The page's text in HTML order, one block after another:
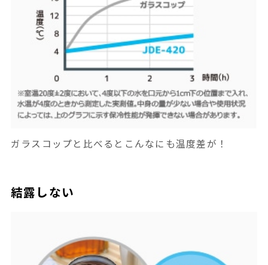
ガラスコップと比べるとこんなにも温度差が！
結露しない